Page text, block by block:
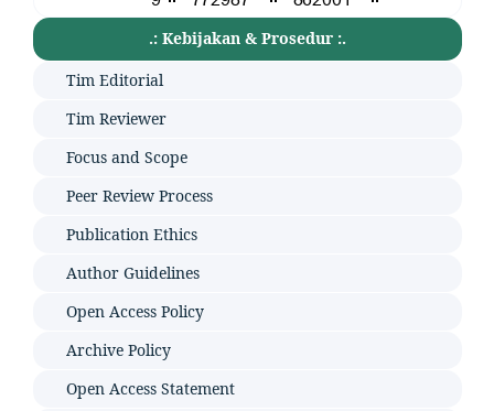
.: Kebijakan & Prosedur :.
Tim Editorial
Tim Reviewer
Focus and Scope
Peer Review Process
Publication Ethics
Author Guidelines
Open Access Policy
Archive Policy
Open Access Statement